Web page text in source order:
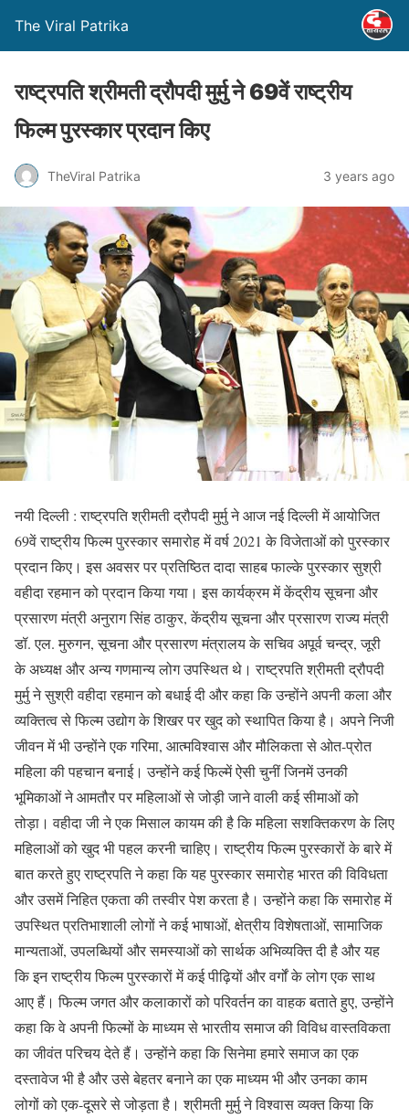
The Viral Patrika
राष्ट्रपति श्रीमती द्रौपदी मुर्मु ने 69वें राष्ट्रीय
फिल्म पुरस्कार प्रदान किए
TheViral Patrika 3 years ago
नयी दिल्ली : राष्ट्रपति श्रीमती द्रौपदी मुर्मु ने आज नई दिल्ली में आयोजित
69वें राष्ट्रीय फिल्म पुरस्कार समारोह में वर्ष 2021 के विजेताओं को पुरस्कार
प्रदान किए। इस अवसर पर प्रतिष्ठित दादा साहब फाल्के पुरस्कार सुश्री
वहीदा रहमान को प्रदान किया गया। इस कार्यक्रम में केंद्रीय सूचना और
प्रसारण मंत्री अनुराग सिंह ठाकुर, केंद्रीय सूचना और प्रसारण राज्य मंत्री
डॉ. एल. मुरुगन, सूचना और प्रसारण मंत्रालय के सचिव अपूर्व चन्द्र, जूरी
के अध्यक्ष और अन्य गणमान्य लोग उपस्थित थे। राष्ट्रपति श्रीमती द्रौपदी
मुर्मु ने सुश्री वहीदा रहमान को बधाई दी और कहा कि उन्होंने अपनी कला और
व्यक्तित्व से फिल्म उद्योग के शिखर पर खुद को स्थापित किया है। अपने निजी
जीवन में भी उन्होंने एक गरिमा, आत्मविश्वास और मौलिकता से ओत-प्रोत
महिला की पहचान बनाई। उन्होंने कई फिल्में ऐसी चुनीं जिनमें उनकी
भूमिकाओं ने आमतौर पर महिलाओं से जोड़ी जाने वाली कई सीमाओं को
तोड़ा। वहीदा जी ने एक मिसाल कायम की है कि महिला सशक्तिकरण के लिए
महिलाओं को खुद भी पहल करनी चाहिए। राष्ट्रीय फिल्म पुरस्कारों के बारे में
बात करते हुए राष्ट्रपति ने कहा कि यह पुरस्कार समारोह भारत की विविधता
और उसमें निहित एकता की तस्वीर पेश करता है। उन्होंने कहा कि समारोह में
उपस्थित प्रतिभाशाली लोगों ने कई भाषाओं, क्षेत्रीय विशेषताओं, सामाजिक
मान्यताओं, उपलब्धियों और समस्याओं को सार्थक अभिव्यक्ति दी है और यह
कि इन राष्ट्रीय फिल्म पुरस्कारों में कई पीढ़ियों और वर्गों के लोग एक साथ
आए हैं। फिल्म जगत और कलाकारों को परिवर्तन का वाहक बताते हुए, उन्होंने
कहा कि वे अपनी फिल्मों के माध्यम से भारतीय समाज की विविध वास्तविकता
का जीवंत परिचय देते हैं। उन्होंने कहा कि सिनेमा हमारे समाज का एक
दस्तावेज भी है और उसे बेहतर बनाने का एक माध्यम भी और उनका काम
लोगों को एक-दूसरे से जोड़ता है। श्रीमती मुर्मु ने विश्वास व्यक्त किया कि